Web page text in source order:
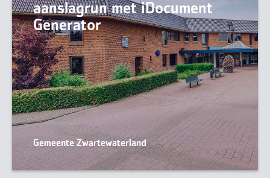
aanslagrun met iDocument
Generator
Gemeente Zwartewaterland